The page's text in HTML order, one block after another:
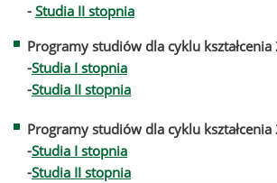
- Studia II stopnia
Programy studiów dla cyklu
-Studia I stopnia
-Studia II stopnia
Programy studiów dla cyklu
-Studia I stopnia
-Studia II stopnia